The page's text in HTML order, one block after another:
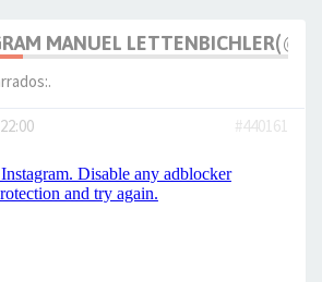
MANUEL
#440161